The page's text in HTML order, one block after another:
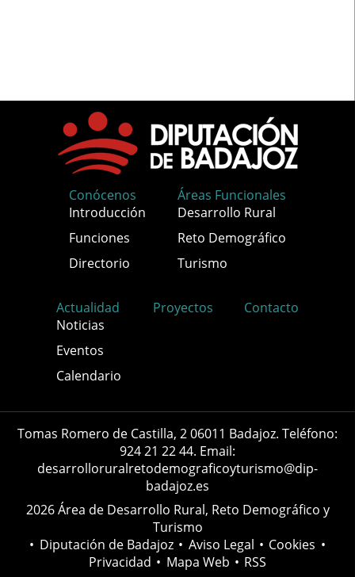
Conócenos
Introducción
Funciones
Directorio
Áreas Funcionales
Desarrollo Rural
Reto Demográfico
Turismo
Actualidad
Noticias
Eventos
Calendario
Proyectos Contacto
Tomas Romero de Castilla, 2 06011 Badajoz. Teléfono:
924 21 22 44. Email:
desarrolloruralretodemograficoyturismo@dip-
badajoz.es
2026 Área de Desarrollo Rural, Reto Demográfico y
Turismo
• Diputación de Badajoz • Aviso Legal • Cookies •
Privacidad • Mapa Web • RSS